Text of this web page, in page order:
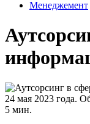
Менеджемент
24 мая 2023 года.
5 мин.